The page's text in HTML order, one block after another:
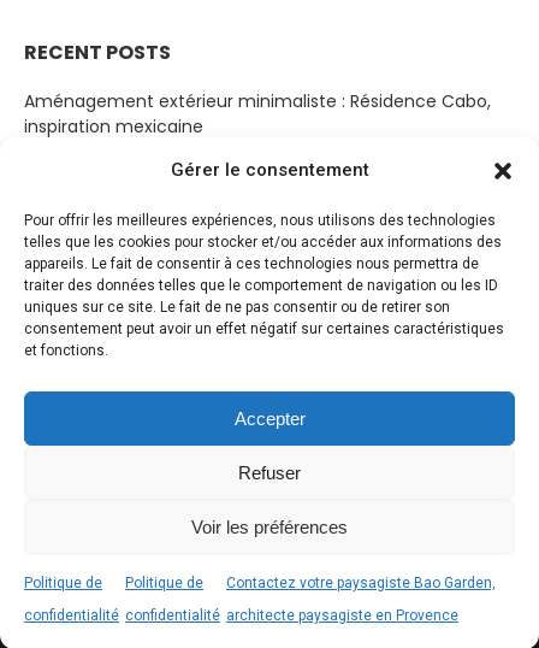
Gérer le consentement
Pour offrir les meilleures expériences, nous utilisons des technologies
telles que les cookies pour stocker et/ou accéder aux informations des
appareils. Le fait de consentir à ces technologies nous permettra de
traiter des données telles que le comportement de navigation ou les ID
uniques sur ce site. Le fait de ne pas consentir ou de retirer son
consentement peut avoir un effet négatif sur certaines caractéristiques
et fonctions.
Accepter
Refuser
Voir les préférences
Politique de
confidentialité
Politique de
confidentialité
Contactez votre paysagiste Bao Garden,
architecte paysagiste en Provence
RECENT POSTS
Aménagement extérieur minimaliste : Résidence Cabo,
inspiration mexicaine
14 mars 2023
Jardin de sérénité
10 mars 2023
Jardin paysager entre ciel et terre par Aidlin Darling Design
© Bao Garden 2023. Tous droits réservés.
Tél. commercial : 06.50.01.54.44 - Tél. technique : 06.15.84.35.44